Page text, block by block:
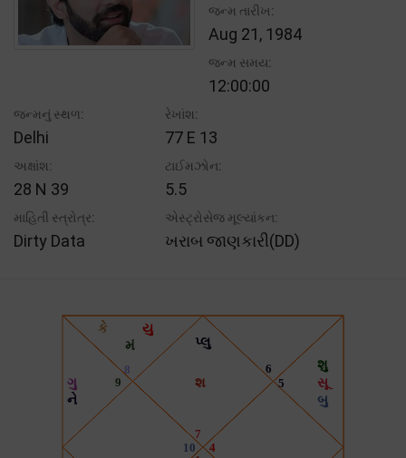
જન્મ તારીખ:
Aug 21, 1984
જન્મ સમય:
12:00:00
જન્મનું સ્થળ:
Delhi
રેખાંશ:
77 E 13
અક્ષાંશ:
28 N 39
ટાઈમઝોન:
5.5
માહિતી સ્ત્રોત્ર:
Dirty Data
એસ્ટ્રોસેજ મૂલ્યાંકન:
ખરાબ જાણકારી(DD)